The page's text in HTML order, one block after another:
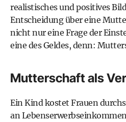
realistisches und positives
Entscheidung über eine
nicht nur eine Frage der
eine des Geldes, denn:
Mutterschaft als
Ein Kind kostet Frauen
an